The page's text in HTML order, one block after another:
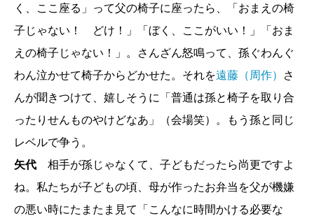
く、ここ座る」って父の椅子に座ったら、「おまえの椅
子じゃない！ どけ！」「ぼく、ここがいい！」「おま
えの椅子じゃない！」。さんざん怒鳴って、孫ぐわんぐ
わん泣かせて椅子からどかせた。それを遠藤（周作）
さ
んが聞きつけて、嬉しそうに「普通は孫と椅子を取り合
ったりせんものやけどなあ」（会場笑）。もう孫と同じ
レベルで争う。
矢代 相手が孫じゃなくて、子どもだったら尚更ですよ
ね。私たちが子どもの頃、母が作ったお弁当を父が機嫌
の悪い時にたまたま見て「こんなに時間かける必要な